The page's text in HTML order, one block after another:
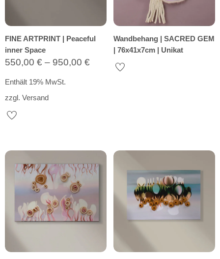
FINE ARTPRINT | Peaceful
inner Space
550,00 € – 950,00 € Preisspanne:
Enthält 19% MwSt.
zzgl. Versand
Wandbehang | SACRED GEM
| 76x41x7cm | Unikat